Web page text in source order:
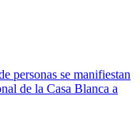
personas se manifiestan
de la Casa Blanca a